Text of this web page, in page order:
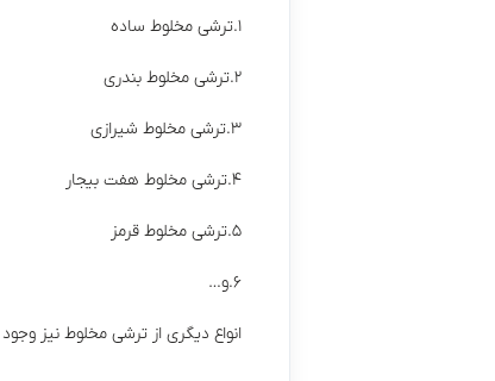
۱.ترشی مخلوط ساده
۲.ترشی مخلوط بندری
۳.ترشی مخلوط شیرازی
۴.ترشی مخلوط هفت بیجار
۵.ترشی مخلوط قرمز
۶.و…
انواع دیگری از ترشی مخلوط نیز